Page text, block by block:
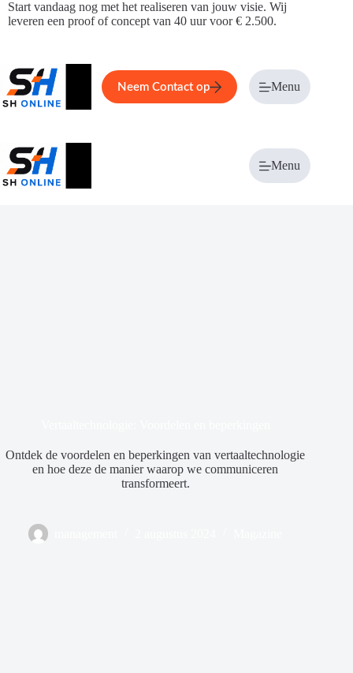
Ga
naar
Start vandaag nog met het realiseren van jouw visie. Wij
leveren een proof of concept van 40 uur voor € 2.500.
Home Service Over ons
Neem Contact op Menu
Menu
Ontdek de voordelen en beperkingen van vertaaltechnologie
en hoe deze de manier waarop we communiceren
transformeert.